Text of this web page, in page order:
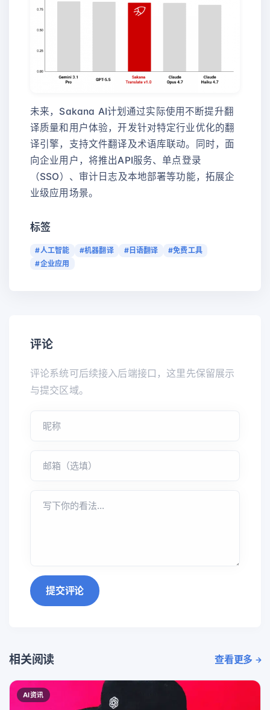
未来，Sakana AI计划通过实际使用不断提升翻
译质量和用户体验，开发针对特定行业优化的翻
译引擎，支持文件翻译及术语库联动。同时，面
向企业用户，将推出API服务、单点登录
（SSO）、审计日志及本地部署等功能，拓展企
业级应用场景。
标签
#人工智能 #机器翻译 #日语翻译
#免费工具
#企业应用
评论
评论系统可后续接入后端接口，这里先保留展示
与提交区域。
提交评论
相关阅读 查看更多
AI资讯